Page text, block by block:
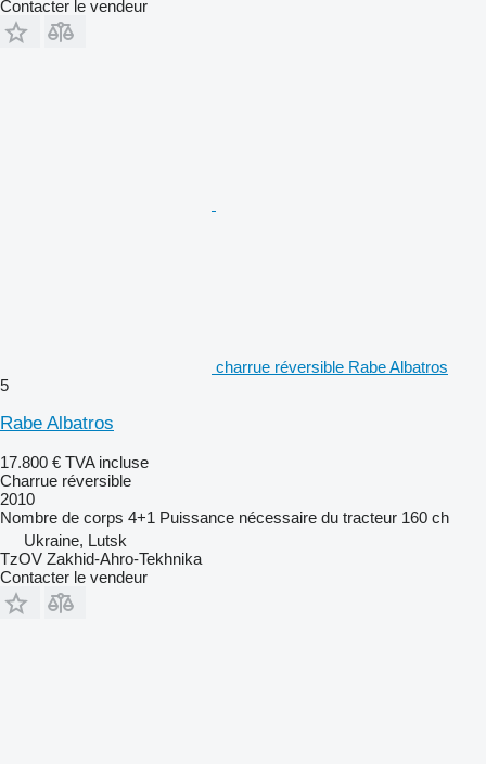
Contacter le vendeur
charrue réversible Rabe Albatros
5
Rabe Albatros
17.800 € TVA incluse
Charrue réversible
2010
Nombre de corps 4+1 Puissance nécessaire du tracteur 160 ch
Ukraine, Lutsk
TzOV Zakhid-Ahro-Tekhnika
Contacter le vendeur